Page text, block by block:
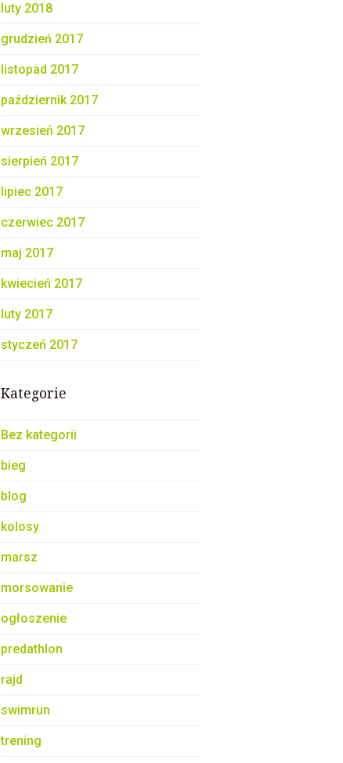
luty 2018
grudzień 2017
listopad 2017
październik 2017
wrzesień 2017
sierpień 2017
lipiec 2017
czerwiec 2017
maj 2017
kwiecień 2017
luty 2017
styczeń 2017
Kategorie
Bez kategorii
bieg
blog
kolosy
marsz
morsowanie
ogłoszenie
predathlon
rajd
swimrun
trening